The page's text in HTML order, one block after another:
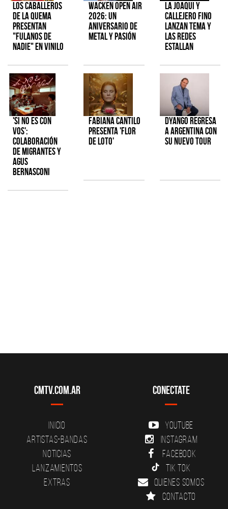
Los Caballeros
de la Quema
presentan
"Fulanos de
Nadie" en vinilo
Wacken Open Air
2026: Un
aniversario de
metal y pasión
La Joaqui y
Callejero Fino
lanzan tema y
las redes
estallan
'Si No Es Con
Vos':
colaboración
de Migrantes y
Agus
Bernasconi
Fabiana Cantilo
presenta 'Flor
de Loto'
Dyango regresa
a Argentina con
su nuevo tour
CMTV.com.ar
Inicio
Artistas-Bandas
Noticias
Lanzamientos
Extras
Conectate
YouTube
Instagram
Facebook
Tik Tok
Quienes somos
Contacto